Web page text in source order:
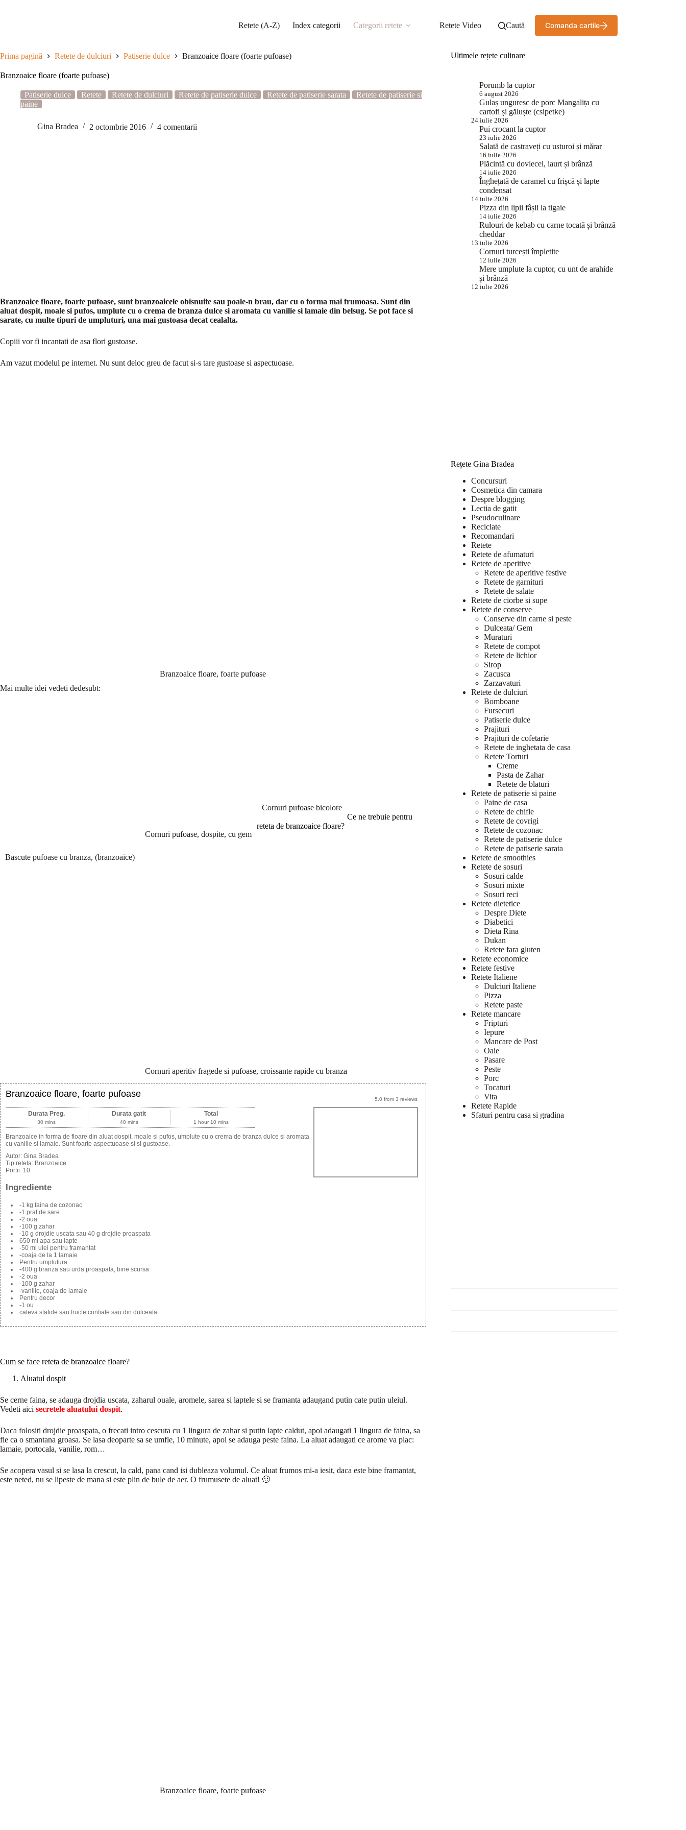
Retete (A-Z) Index categorii Categorii retete Retete Video Caută Comanda cartile
Prima pagină Retete de dulciuri Patiserie dulce Branzoaice floare (foarte pufoase)
Branzoaice floare (foarte pufoase)
Patiserie dulce Retete Retete de dulciuri Retete de patiserie dulce Retete de patiserie sarata
Retete de patiserie si
paine
Gina Bradea 2 octombrie 2016 4 comentarii
Branzoaice floare, foarte pufoase, sunt branzoaicele obisnuite sau poale-n brau, dar cu o forma mai frumoasa. Sunt din
aluat dospit, moale si pufos, umplute cu o crema de branza dulce si aromata cu vanilie si lamaie din belsug. Se pot face si
sarate, cu multe tipuri de umpluturi, una mai gustoasa decat cealalta.
Copiii vor fi incantati de asa flori gustoase.
Am vazut modelul pe internet. Nu sunt deloc greu de facut si-s tare gustoase si aspectuoase.
Branzoaice floare, foarte pufoase
Mai multe idei vedeti dedesubt:
Bascute pufoase cu branza, (branzoaice)
Cornuri pufoase, dospite, cu gem
Cornuri pufoase bicolore
Cornuri aperitiv fragede si pufoase, croissante rapide cu branza
Ce ne trebuie pentru
reteta de branzoaice floare?
5.0 from3 reviews
Branzoaice floare, foarte pufoase
Durata Preg.
30 mins
Durata gatit
40 mins
Total
1 hour 10 mins
Branzoaice in forma de floare din aluat dospit, moale si pufos, umplute cu o crema de branza dulce si aromata
cu vanilie si lamaie. Sunt foarte aspectuoase si si gustoase.
Autor: Gina Bradea
Tip reteta: Branzoaice
Portii: 10
Ingrediente
-1 kg faina de cozonac
-1 praf de sare
-2 oua
-100 g zahar
-10 g drojdie uscata sau 40 g drojdie proaspata
650 ml apa sau lapte
-50 ml ulei pentru framantat
-coaja de la 1 lamaie
Pentru umplutura
-400 g branza sau urda proaspata, bine scursa
-2 oua
-100 g zahar
-vanilie, coaja de lamaie
Pentru decor
-1 ou
cateva stafide sau fructe confiate sau din dulceata
Cum se face reteta de branzoaice floare?
Aluatul dospit
Se cerne faina, se adauga drojdia uscata, zaharul ouale, aromele, sarea si laptele si se framanta adaugand putin cate putin uleiul.
Vedeti aici secretele aluatului dospit.
Daca folositi drojdie proaspata, o frecati intro cescuta cu 1 lingura de zahar si putin lapte caldut, apoi adaugati 1 lingura de faina, sa
fie ca o smantana groasa. Se lasa deoparte sa se umfle, 10 minute, apoi se adauga peste faina. La aluat adaugati ce arome va plac:
lamaie, portocala, vanilie, rom…
Se acopera vasul si se lasa la crescut, la cald, pana cand isi dubleaza volumul. Ce aluat frumos mi-a iesit, daca este bine framantat,
este neted, nu se lipeste de mana si este plin de bule de aer. O frumusete de aluat! 🙂
Branzoaice floare, foarte pufoase
Ultimele rețete culinare
Porumb la cuptor
6 august 2026
Gulaș unguresc de porc Mangalița cu
cartofi și găluște (csipetke)
24 iulie 2026
Pui crocant la cuptor
23 iulie 2026
Salată de castraveți cu usturoi și mărar
16 iulie 2026
Plăcintă cu dovlecei, iaurt și brânză
14 iulie 2026
Înghețată de caramel cu frișcă și lapte
condensat
14 iulie 2026
Pizza din lipii fâșii la tigaie
14 iulie 2026
Rulouri de kebab cu carne tocată și brânză
cheddar
13 iulie 2026
Cornuri turcești împletite
12 iulie 2026
Mere umplute la cuptor, cu unt de arahide
și brânză
12 iulie 2026
Rețete Gina Bradea
Concursuri
Cosmetica din camara
Despre blogging
Lectia de gatit
Pseudoculinare
Reciclate
Recomandari
Retete
Retete de afumaturi
Retete de aperitive
Retete de aperitive festive
Retete de garnituri
Retete de salate
Retete de ciorbe si supe
Retete de conserve
Conserve din carne si peste
Dulceata/ Gem
Muraturi
Retete de compot
Retete de lichior
Sirop
Zacusca
Zarzavaturi
Retete de dulciuri
Bomboane
Fursecuri
Patiserie dulce
Prajituri
Prajituri de cofetarie
Retete de inghetata de casa
Retete Torturi
Creme
Pasta de Zahar
Retete de blaturi
Retete de patiserie si paine
Paine de casa
Retete de chifle
Retete de covrigi
Retete de cozonac
Retete de patiserie dulce
Retete de patiserie sarata
Retete de smoothies
Retete de sosuri
Sosuri calde
Sosuri mixte
Sosuri reci
Retete dietetice
Despre Diete
Diabetici
Dieta Rina
Dukan
Retete fara gluten
Retete economice
Retete festive
Retete Italiene
Dulciuri Italiene
Pizza
Retete paste
Retete mancare
Fripturi
Iepure
Mancare de Post
Oaie
Pasare
Peste
Porc
Tocaturi
Vita
Retete Rapide
Sfaturi pentru casa si gradina